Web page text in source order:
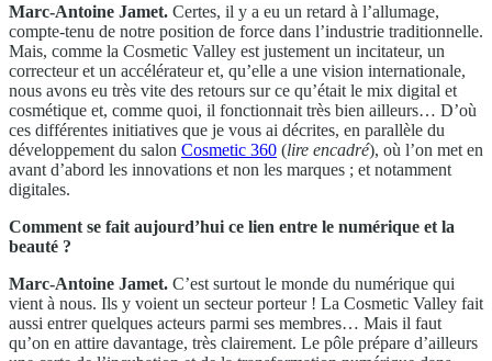
Marc-Antoine Jamet. Certes, il y a eu un retard à l’allumage,
compte-tenu de notre position de force dans l’industrie traditionnelle.
Mais, comme la Cosmetic Valley est justement un incitateur, un
correcteur et un accélérateur et, qu’elle a une vision internationale,
nous avons eu très vite des retours sur ce qu’était le mix digital et
cosmétique et, comme quoi, il fonctionnait très bien ailleurs… D’où
ces différentes initiatives que je vous ai décrites, en parallèle du
développement du salon Cosmetic 360 (lire encadré), où l’on met en
avant d’abord les innovations et non les marques ; et notamment
digitales.
Comment se fait aujourd’hui ce lien entre le numérique et la
beauté ?
Marc-Antoine Jamet. C’est surtout le monde du numérique qui
vient à nous. Ils y voient un secteur porteur ! La Cosmetic Valley fait
aussi entrer quelques acteurs parmi ses membres… Mais il faut
qu’on en attire davantage, très clairement. Le pôle prépare d’ailleurs